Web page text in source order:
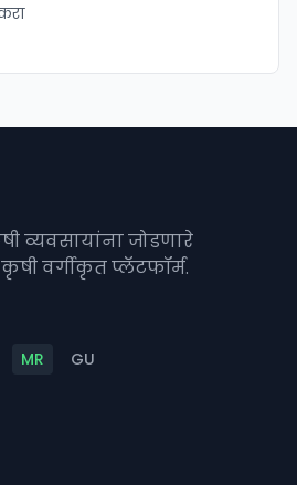
व्यवसायांना जोडणारे
वर्गीकृत प्लॅटफॉर्म.
MR GU